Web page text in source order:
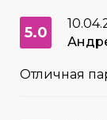
5.0
Отличная